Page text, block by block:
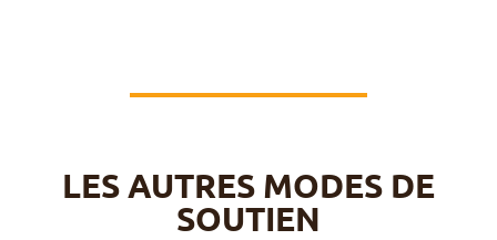
LES AUTRES MODES DE
SOUTIEN